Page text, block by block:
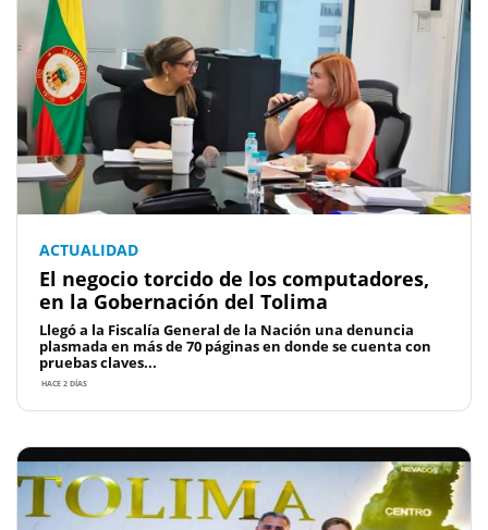
ACTUALIDAD
El negocio torcido de los computadores,
en la Gobernación del Tolima
Llegó a la Fiscalía General de la Nación una denuncia
plasmada en más de 70 páginas en donde se cuenta con
pruebas claves...
HACE 2 DÍAS